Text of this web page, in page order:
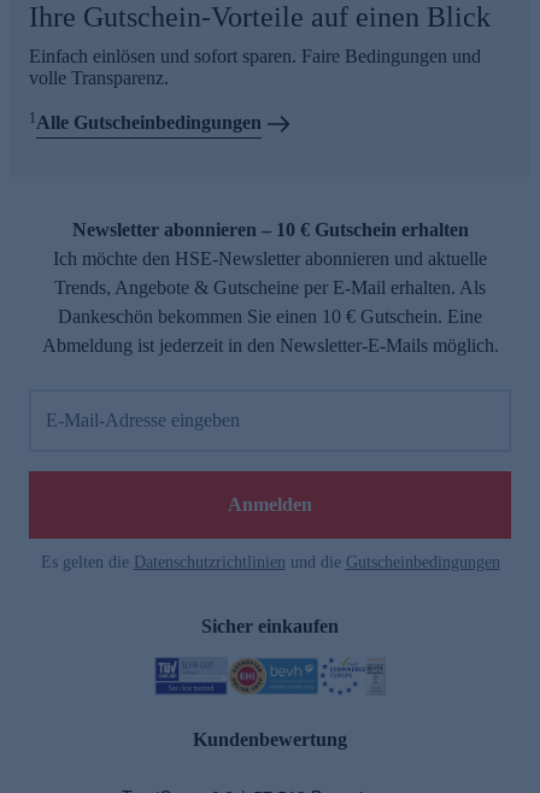
Ihre Gutschein-Vorteile auf einen Blick
Einfach einlösen und sofort sparen. Faire Bedingungen und
volle Transparenz.
1Alle Gutscheinbedingungen
Newsletter abonnieren – 10 € Gutschein erhalten
Ich möchte den HSE-Newsletter abonnieren und aktuelle
Trends, Angebote & Gutscheine per E-Mail erhalten. Als
Dankeschön bekommen Sie einen 10 € Gutschein. Eine
Abmeldung ist jederzeit in den Newsletter-E-Mails möglich.
E-Mail-Adresse eingeben
Anmelden
Es gelten die Datenschutzrichtlinien und die Gutscheinbedingungen
Sicher einkaufen
Kundenbewertung